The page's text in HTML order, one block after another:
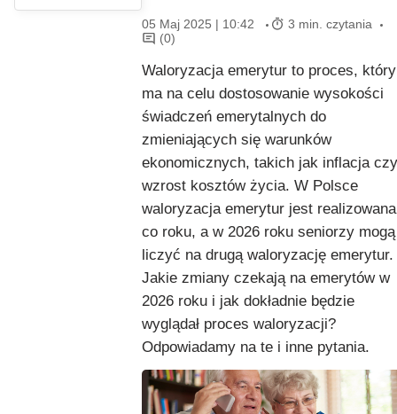
05 Maj 2025 | 10:42
3 min. czytania
(0)
Waloryzacja emerytur to proces, który
ma na celu dostosowanie wysokości
świadczeń emerytalnych do
zmieniających się warunków
ekonomicznych, takich jak inflacja czy
wzrost kosztów życia. W Polsce
waloryzacja emerytur jest realizowana
co roku, a w 2026 roku seniorzy mogą
liczyć na drugą waloryzację emerytur.
Jakie zmiany czekają na emerytów w
2026 roku i jak dokładnie będzie
wyglądał proces waloryzacji?
Odpowiadamy na te i inne pytania.